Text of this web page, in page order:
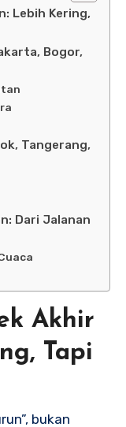
Lebih Kering,
Bogor,
Tangerang,
Dari Jalanan
Akhir
Tapi
bukan